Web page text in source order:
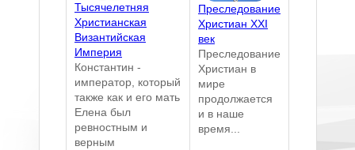
Тысячелетняя
Христианская
Византийская
Империя
Константин -
император, который
также как и его мать
Елена был
ревностным и
верным
Преследование
Христиан XXI
век
Преследование
Христиан в
мире
продолжается
и в наше
время...